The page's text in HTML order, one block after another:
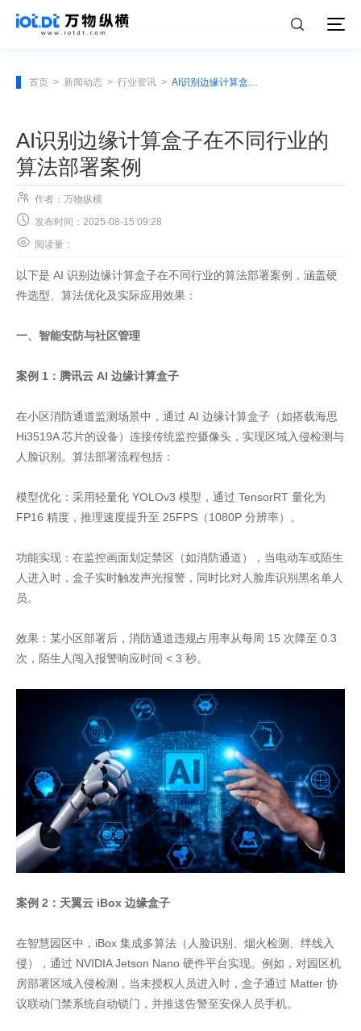
首页 > 新闻动态 > 行业资讯 > AI识别边缘计算盒子在不同行业的算法部署案例
AI识别边缘计算盒子在不同行业的
算法部署案例
 作者：万物纵横
 发布时间：2025-08-15 09:28
 阅读量：
以下是 AI 识别边缘计算盒子在不同行业的算法部署案例，涵盖硬
件选型、算法优化及实际应用效果：
一、智能安防与社区管理
案例 1：腾讯云 AI 边缘计算盒子
在小区消防通道监测场景中，通过 AI 边缘计算盒子（如搭载海思
Hi3519A 芯片的设备）连接传统监控摄像头，实现区域入侵检测与
人脸识别。算法部署流程包括：
模型优化：采用轻量化 YOLOv3 模型，通过 TensorRT 量化为
FP16 精度，推理速度提升至 25FPS（1080P 分辨率）。
功能实现：在监控画面划定禁区（如消防通道），当电动车或陌生
人进入时，盒子实时触发声光报警，同时比对人脸库识别黑名单人
员。
效果：某小区部署后，消防通道违规占用率从每周 15 次降至 0.3
次，陌生人闯入报警响应时间 < 3 秒。
案例 2：天翼云 iBox 边缘盒子
在智慧园区中，iBox 集成多算法（人脸识别、烟火检测、绊线入
侵），通过 NVIDIA Jetson Nano 硬件平台实现。例如，对园区机
房部署区域入侵检测，当未授权人员进入时，盒子通过 Matter 协
议联动门禁系统自动锁门，并推送告警至安保人员手机。